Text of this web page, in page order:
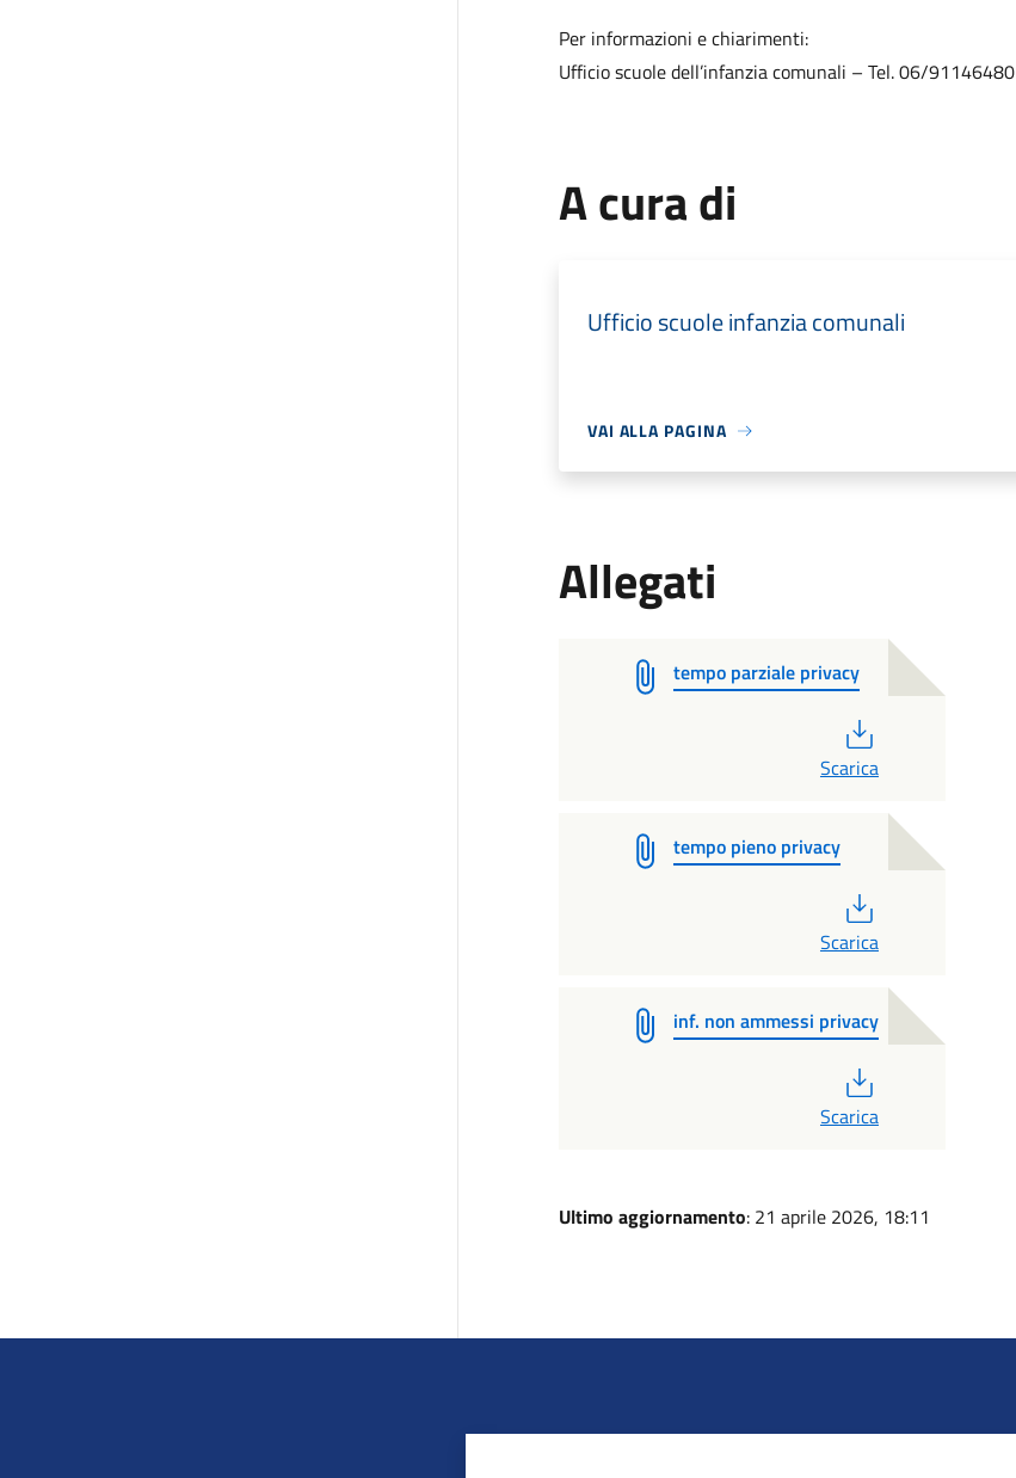
Per informazioni e chiarimenti:
Ufficio scuole dell’infanzia comunali – Tel. 06/91146480
A cura di
Ufficio scuole infanzia comunali
VAI ALLA PAGINA
Allegati
tempo parziale privacy
Scarica
tempo pieno privacy
Scarica
inf. non ammessi privacy
Scarica
Ultimo aggiornamento: 21 aprile 2026, 18:11